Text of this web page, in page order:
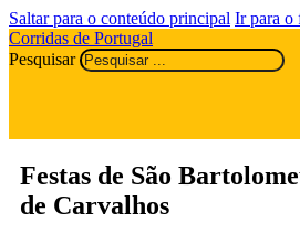
Saltar para o conteúdo principal Ir para o
Corridas de Portugal
Pesquisar
Festas de São
de Carvalhos